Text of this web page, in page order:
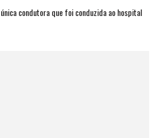
condutora que foi conduzida ao hospital